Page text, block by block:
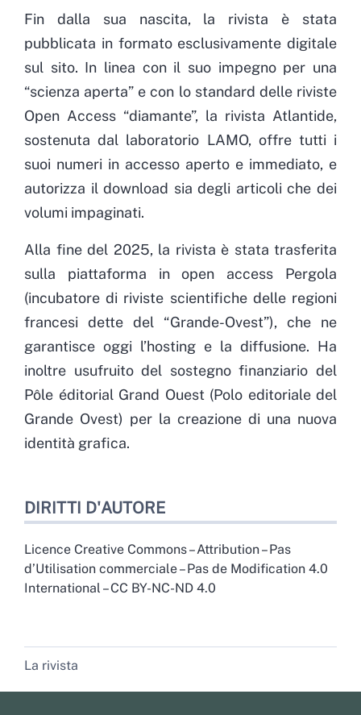
Fin dalla sua nascita, la rivista è stata
pubblicata in formato esclusivamente digitale
sul sito. In linea con il suo impegno per una
“scienza aperta” e con lo standard delle riviste
Open Access “diamante”, la rivista Atlantide,
sostenuta dal laboratorio LAMO, offre tutti i
suoi numeri in accesso aperto e immediato, e
autorizza il download sia degli articoli che dei
volumi impaginati.
Alla fine del 2025, la rivista è stata trasferita
sulla piattaforma in open access Pergola
(incubatore di riviste scientifiche delle regioni
francesi dette del “Grande-Ovest”), che ne
garantisce oggi l’hosting e la diffusione. Ha
inoltre usufruito del sostegno finanziario del
Pôle éditorial Grand Ouest (Polo editoriale del
Grande Ovest) per la creazione di una nuova
identità grafica.
DIRITTI D'AUTORE
Licence Creative Commons – Attribution – Pas
d’Utilisation commerciale – Pas de Modification 4.0
International – CC BY-NC-ND 4.0
La rivista